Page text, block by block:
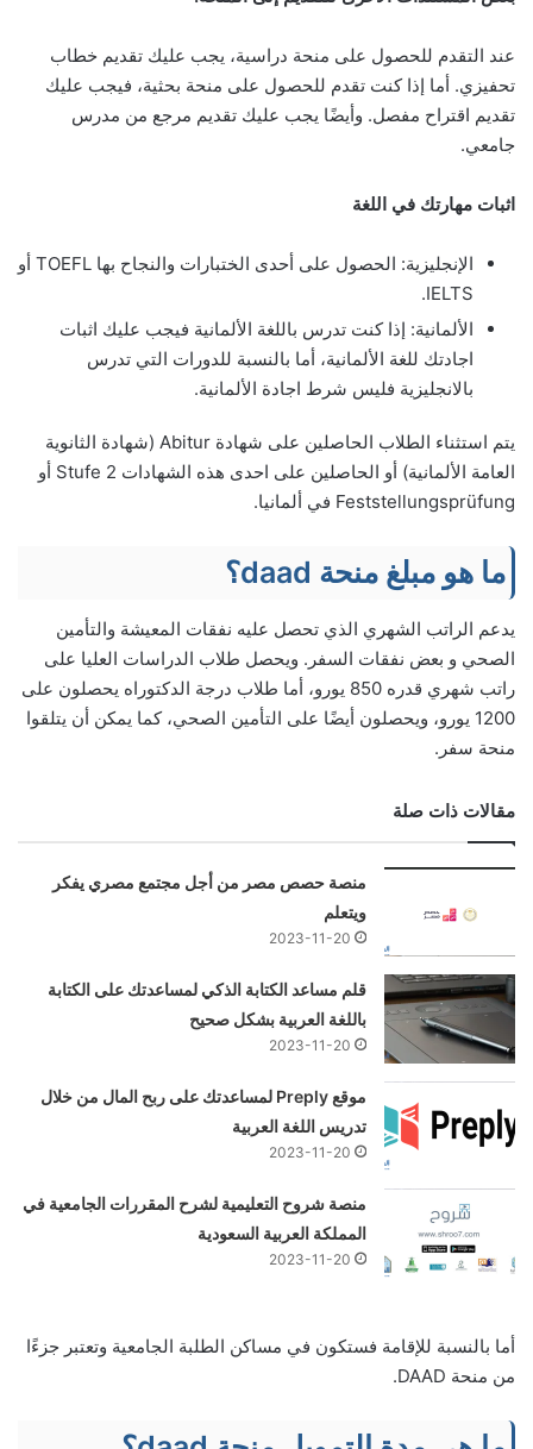
عند التقدم للحصول على منحة دراسية، يجب عليك تقديم خطاب
تحفيزي. أما إذا كنت تقدم للحصول على منحة بحثية، فيجب عليك
تقديم اقتراح مفصل. وأيضًا يجب عليك تقديم مرجع من مدرس
جامعي.
اثبات مهارتك في اللغة
الإنجليزية: الحصول على أحدى الختبارات والنجاح بها TOEFL أو
IELTS.
الألمانية: إذا كنت تدرس باللغة الألمانية فيجب عليك اثبات
اجادتك للغة الألمانية، أما بالنسبة للدورات التي تدرس
بالانجليزية فليس شرط اجادة الألمانية.
يتم استثناء الطلاب الحاصلين على شهادة Abitur (شهادة الثانوية
العامة الألمانية) أو الحاصلين على احدى هذه الشهادات Stufe 2 أو
Feststellungsprüfung في ألمانيا.
ما هو مبلغ منحة daad؟
يدعم الراتب الشهري الذي تحصل عليه نفقات المعيشة والتأمين
الصحي و بعض نفقات السفر. ويحصل طلاب الدراسات العليا على
راتب شهري قدره 850 يورو، أما طلاب درجة الدكتوراه يحصلون على
1200 يورو، ويحصلون أيضًا على التأمين الصحي، كما يمكن أن يتلقوا
منحة سفر.
مقالات ذات صلة
منصة حصص مصر من أجل مجتمع مصري يفكر
ويتعلم
2023-11-20
قلم مساعد الكتابة الذكي لمساعدتك على الكتابة
باللغة العربية بشكل صحيح
2023-11-20
موقع Preply لمساعدتك على ربح المال من خلال
تدريس اللغة العربية
2023-11-20
منصة شروح التعليمية لشرح المقررات الجامعية في
المملكة العربية السعودية
2023-11-20
أما بالنسبة للإقامة فستكون في مساكن الطلبة الجامعية وتعتبر جزءًا
من منحة DAAD.